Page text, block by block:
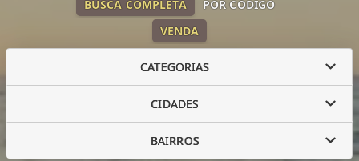
VENDA
BUSCA COMPLETA POR CÓDIGO
CATEGORIAS
CIDADES
BAIRROS